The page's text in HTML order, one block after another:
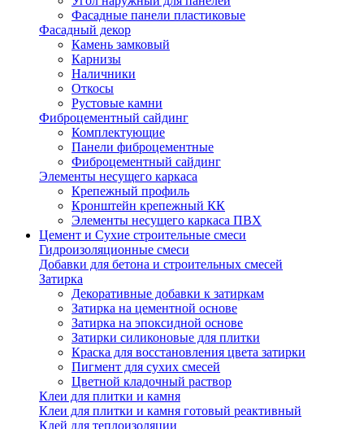
Фасадные панели пластиковые
Фасадный декор
Камень замковый
Карнизы
Наличники
Откосы
Рустовые камни
Фиброцементный сайдинг
Комплектующие
Панели фиброцементные
Фиброцементный сайдинг
Элементы несущего каркаса
Крепежный профиль
Кронштейн крепежный КК
Элементы несущего каркаса ПВХ
Цемент и Сухие строительные смеси
Гидроизоляционные смеси
Добавки для бетона и строительных смесей
Затирка
Декоративные добавки к затиркам
Затирка на цементной основе
Затирка на эпоксидной основе
Затирки силиконовые для плитки
Краска для восстановления цвета затирки
Пигмент для сухих смесей
Цветной кладочный раствор
Клеи для плитки и камня
Клеи для плитки и камня готовый реактивный
Клей для теплоизоляции